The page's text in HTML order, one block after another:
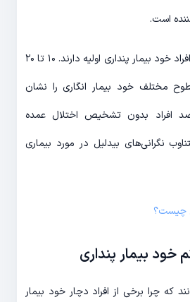
است.
حدود ۸/۰ تا ۵/۴ درصد افراد خود بیمار پنداری اولیه دارند. ۱۰ تا ۲۰
مختلف خود بیمار انگاری را نشان
حدود ۴۵ درصد افراد بدون تشخیص اختلال عمده
روانپزشکی هم به طور متناوب نگرانی‌های بی‎دلیل در مورد بیماری
چیست؟
خود بیمار پنداری
که چرا برخی از افراد دچار خود بیمار